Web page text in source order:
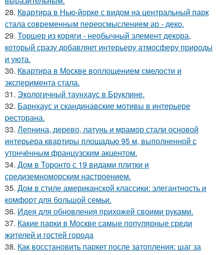
28. Квартира в Нью-йорке с видом на центральный парк
стала современным переосмыслением ар - деко.
29. Торшер из коряги - необычный элемент декора,
который сразу добавляет интерьеру атмосферу природы
и уюта.
30. Квартира в Москве воплощением смелости и
эксперимента стала.
31. Экологичный таунхаус в Бруклине.
32. Барнхаус и скандинавские мотивы в интерьере
ресторана.
33. Лепнина, дерево, латунь и мрамор стали основой
интерьера квартиры площадью 95 м, выполненной с
утончённым французским акцентом.
34. Дом в Торонто с 19 видами плитки и
средиземноморским настроением.
35. Дом в стиле американской классики: элегантность и
комфорт для большой семьи.
36. Идея для обновления прихожей своими руками.
37. Какие парки в Москве самые популярные среди
жителей и гостей города
38. Как восстановить паркет после затопления: шаг за